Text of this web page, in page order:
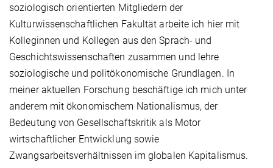
soziologisch orientierten Mitgliedern der
Kulturwissenschaftlichen Fakultät arbeite ich hier mit
Kolleginnen und Kollegen aus den Sprach- und
Geschichtswissenschaften zusammen und lehre
soziologische und politökonomische Grundlagen. In
meiner aktuellen Forschung beschäftige ich mich unter
anderem mit ökonomischem Nationalismus, der
Bedeutung von Gesellschaftskritik als Motor
wirtschaftlicher Entwicklung sowie
Zwangsarbeitsverhältnissen im globalen Kapitalismus.